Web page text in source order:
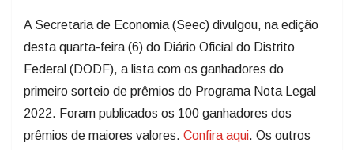
A Secretaria de Economia (Seec) divulgou, na edição
desta quarta-feira (6) do Diário Oficial do Distrito
Federal (DODF), a lista com os ganhadores do
primeiro sorteio de prêmios do Programa Nota Legal
2022. Foram publicados os 100 ganhadores dos
prêmios de maiores valores. Confira aqui. Os outros